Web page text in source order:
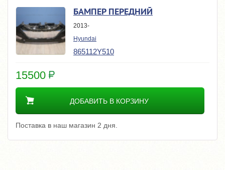
БАМПЕР ПЕРЕДНИЙ
2013-
Hyundai
865112Y510
15500
ДОБАВИТЬ В КОРЗИНУ
Поставка в наш магазин 2 дня.